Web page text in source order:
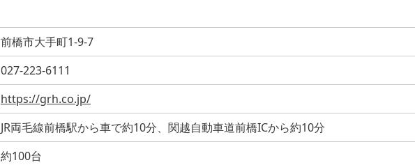
前橋市大手町1-9-7
027-223-6111
https://grh.co.jp/
JR両毛線前橋駅から車で約10分、関越自動車道前橋ICから約10分
約100台